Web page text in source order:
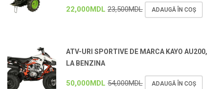
22,000MDL 23,500MDL ADAUGĂ ÎN COȘ
ATV-URI SPORTIVE DE MARCA KAYO AU200,
LA BENZINA
50,000MDL 54,000MDL ADAUGĂ ÎN COȘ